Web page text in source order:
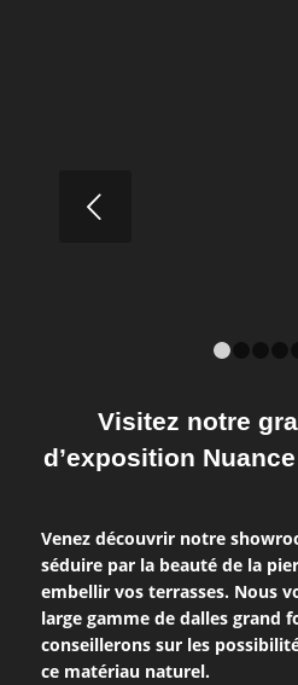
Visitez notre
d’exposition
Venez découvrir notre
séduire par la beauté de la
embellir vos terrasses. Nous
large gamme de dalles grand
conseillerons sur les
ce matériau naturel.